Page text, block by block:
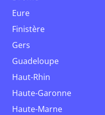
Eure
Finistère
Gers
Guadeloupe
Haut-Rhin
Haute-Garonne
Haute-Marne